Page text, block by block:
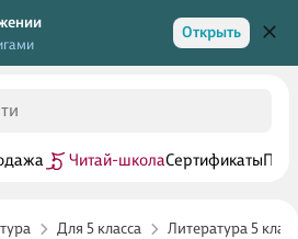
Открыть
Читай-школаСертификаты
Для 5 класса Литература 5 класс